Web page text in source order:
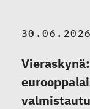
30.06.2026